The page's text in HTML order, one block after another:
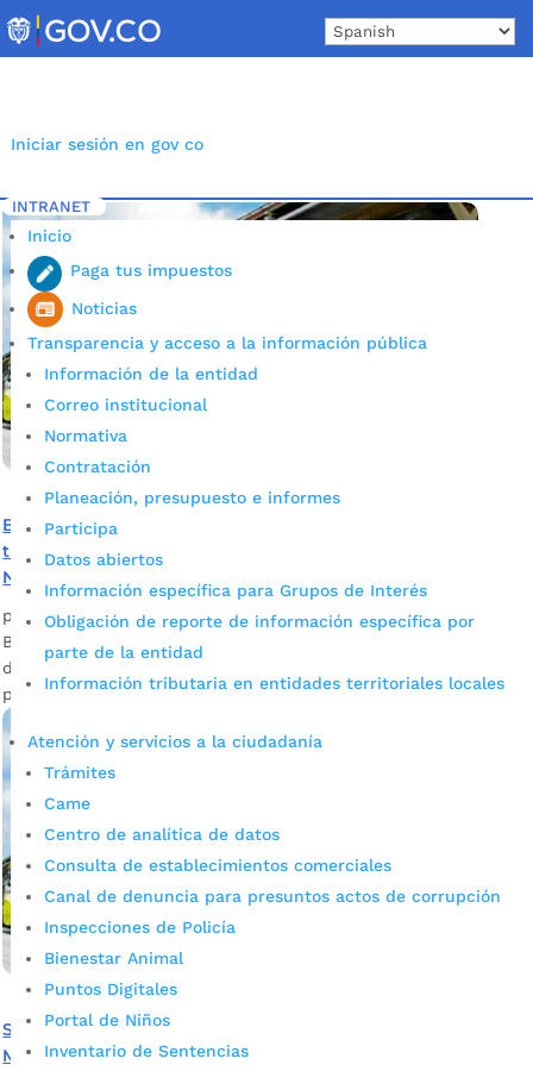
to
content
Iniciar sesión en gov co
INTRANET
Inicio
Paga tus impuestos
Noticias
Transparencia y acceso a la información pública
Información de la entidad
Correo institucional
Normativa
Contratación
Planeación, presupuesto e informes
Participa
Datos abiertos
Información específica para Grupos de Interés
Obligación de reporte de información específica por
parte de la entidad
Información tributaria en entidades territoriales locales
Atención y servicios a la ciudadanía
Trámites
Came
Centro de analítica de datos
Consulta de establecimientos comerciales
Canal de denuncia para presuntos actos de corrupción
Inspecciones de Policía
Bienestar Animal
Puntos Digitales
Portal de Niños
Inventario de Sentencias
Inicio 5 Etiqueta: metrolínea
Bucaramanga busca transformar históricamente el
transporte masivo con respaldo concreto del Gobierno
Nacional
por admin_prensa|Abr 25, 2025|Noticias
Bucaramanga reitera su compromiso con la modernización
del Sistema de Transporte Masivo en respuesta a la
propuesta del Presidente Petro.
Se definió plan de acción para garantizar la operación de
Metrolínea en el área metropolitana